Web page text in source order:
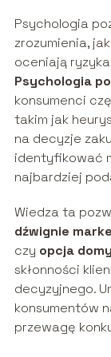
Psychologia
zrozumienia,
oceniają
Psychologia
konsumenci
takim jak
na decyzje
identyfikować
najbardziej
Wiedza ta
dźwignie
czy opcja
skłonności
decyzyjnego.
konsumentów
przewagę